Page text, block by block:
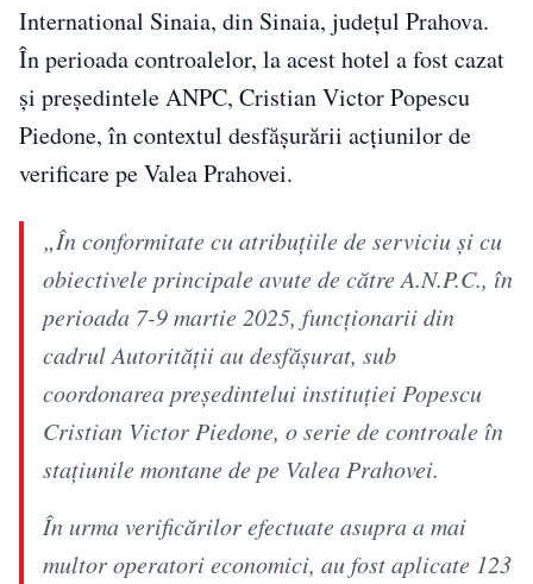
International Sinaia, din Sinaia, județul Prahova.
În perioada controalelor, la acest hotel a fost cazat
și președintele ANPC, Cristian Victor Popescu
Piedone, în contextul desfășurării acțiunilor de
verificare pe Valea Prahovei.
„În conformitate cu atribuțiile de serviciu și cu
obiectivele principale avute de către A.N.P.C., în
perioada 7-9 martie 2025, funcționarii din
cadrul Autorității au desfășurat, sub
coordonarea președintelui instituției Popescu
Cristian Victor Piedone, o serie de controale în
stațiunile montane de pe Valea Prahovei.
În urma verificărilor efectuate asupra a mai
multor operatori economici, au fost aplicate 123